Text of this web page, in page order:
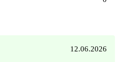
12.06.2026